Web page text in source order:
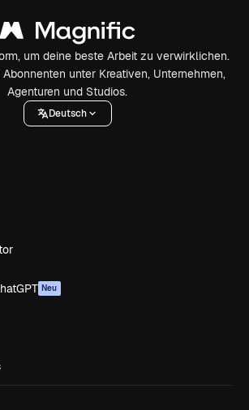
um deine beste Arbeit zu verwirklichen.
unter Kreativen, Unternehmen,
Agenturen und Studios.
Deutsch
Neu